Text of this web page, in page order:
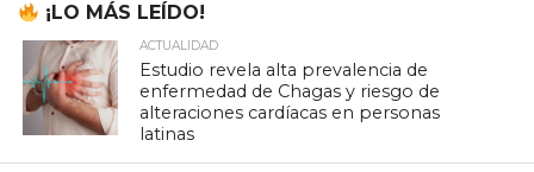
¡LO MÁS LEÍDO!
ACTUALIDAD
Estudio revela alta prevalencia de
enfermedad de Chagas y riesgo de
alteraciones cardíacas en personas
latinas